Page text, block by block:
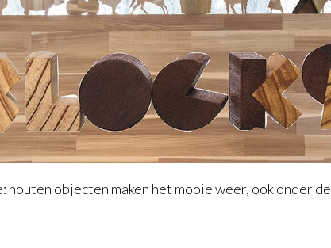
objecten maken het mooie weer, ook onder de